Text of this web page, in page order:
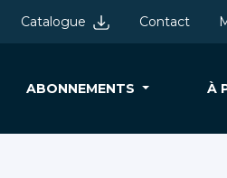
Catalogue Contact
ABONNEMENTS À